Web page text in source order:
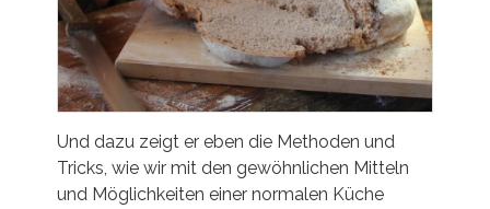
Und dazu zeigt er eben die Methoden und
Tricks, wie wir mit den gewöhnlichen Mitteln
und Möglichkeiten einer normalen Küche